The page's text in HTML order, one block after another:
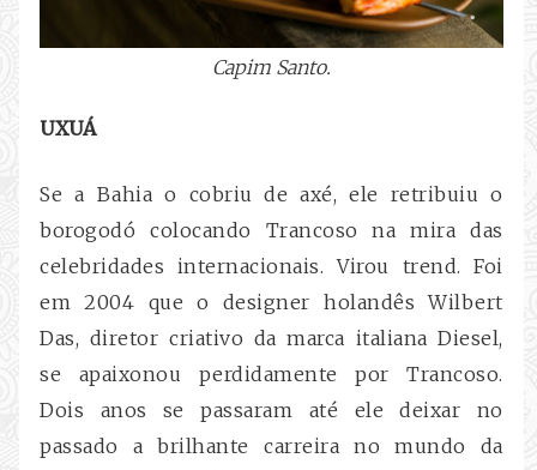
Capim Santo.
UXUÁ
Se a Bahia o cobriu de axé, ele retribuiu o
borogodó colocando Trancoso na mira das
celebridades internacionais. Virou trend. Foi
em 2004 que o designer holandês Wilbert
Das, diretor criativo da marca italiana Diesel,
se apaixonou perdidamente por Trancoso.
Dois anos se passaram até ele deixar no
passado a brilhante carreira no mundo da